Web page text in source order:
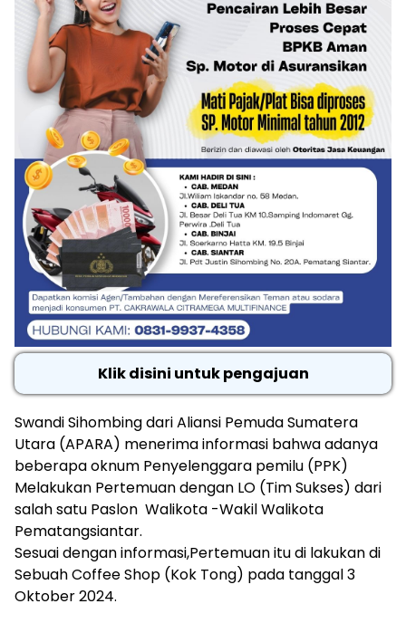
Klik disini untuk pengajuan
Swandi Sihombing dari Aliansi Pemuda Sumatera
Utara (APARA) menerima informasi bahwa adanya
beberapa oknum Penyelenggara pemilu (PPK)
Melakukan Pertemuan dengan LO (Tim Sukses) dari
salah satu Paslon Walikota -Wakil Walikota
Pematangsiantar.
Sesuai dengan informasi,Pertemuan itu di lakukan di
Sebuah Coffee Shop (Kok Tong) pada tanggal 3
Oktober 2024.